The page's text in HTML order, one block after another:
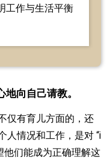
工作与生活平衡
向自己请教。
仅有育儿方面的，还
人情况和工作，是对 “i
他们能成为正确理解这